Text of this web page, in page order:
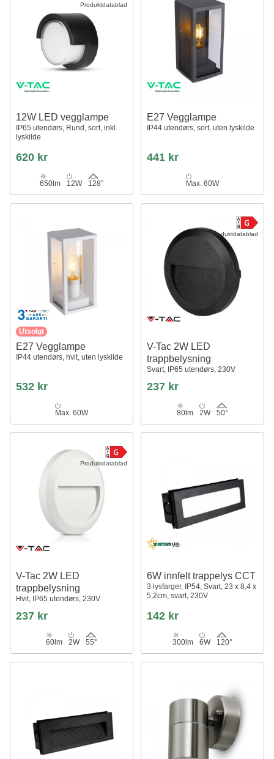
Produktdatablad
12W LED vegglampe
IP65 utendørs, Rund, sort, inkl.
lyskilde
620 kr
650lm 12W 128°
E27 Vegglampe
IP44 utendørs, sort, uten lyskilde
441 kr
Max. 60W
Utsolgt
E27 Vegglampe
IP44 utendørs, hvit, uten lyskilde
532 kr
Max. 60W
Produktdatablad
V-Tac 2W LED
trappbelysning
Svart, IP65 utendørs, 230V
237 kr
80lm 2W 50°
Produktdatablad
V-Tac 2W LED
trappbelysning
Hvit, IP65 utendørs, 230V
237 kr
60lm 2W 55°
6W innfelt trappelys CCT
3 lysfarger, IP54, Svart, 23 x 8,4 x
5,2cm, svart, 230V
142 kr
300lm 6W 120°